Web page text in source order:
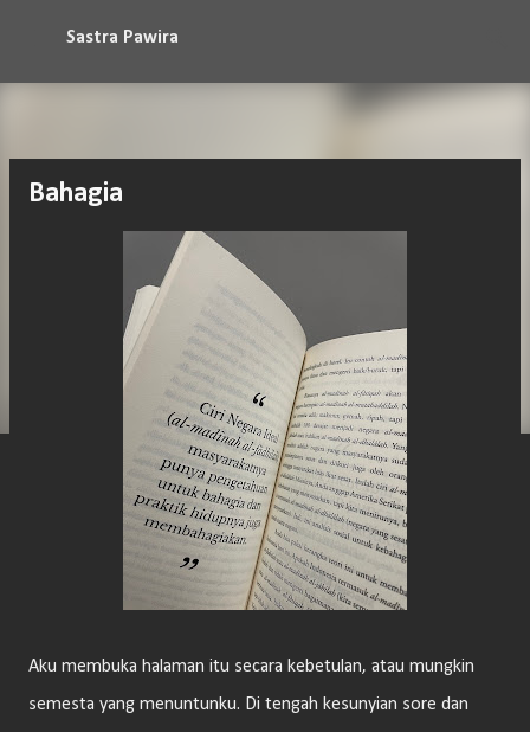
Langsung ke konten utama
Sastra Pawira
Bahagia
Aku membuka halaman itu secara kebetulan, atau mungkin
semesta yang menuntunku. Di tengah kesunyian sore dan